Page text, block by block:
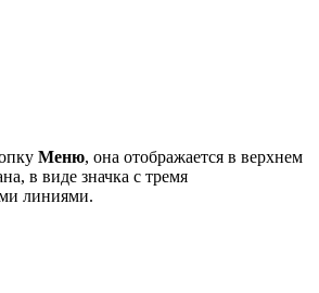
Меню, она отображается в верхнем
в виде значка с тремя
линиями.